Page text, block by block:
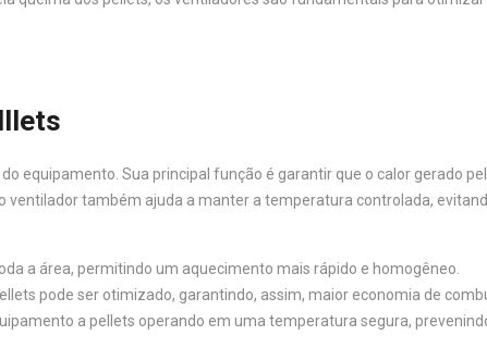
equipamento. Sua principal função é garantir que o calor gerado
também ajuda a manter a temperatura controlada,
a área, permitindo um aquecimento mais rápido e homogêneo.
pode ser otimizado, garantindo, assim, maior economia de
a pellets operando em uma temperatura segura,